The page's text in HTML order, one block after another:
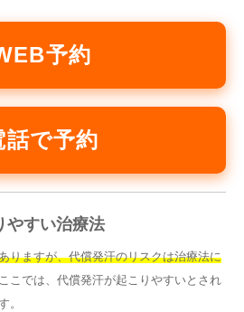
予約
話で予約
すい治療法
りますが、代償発汗のリスクは治療法に
ここでは、代償発汗が起こりやすいとされ
。